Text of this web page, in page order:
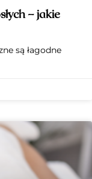
– jakie
są łagodne